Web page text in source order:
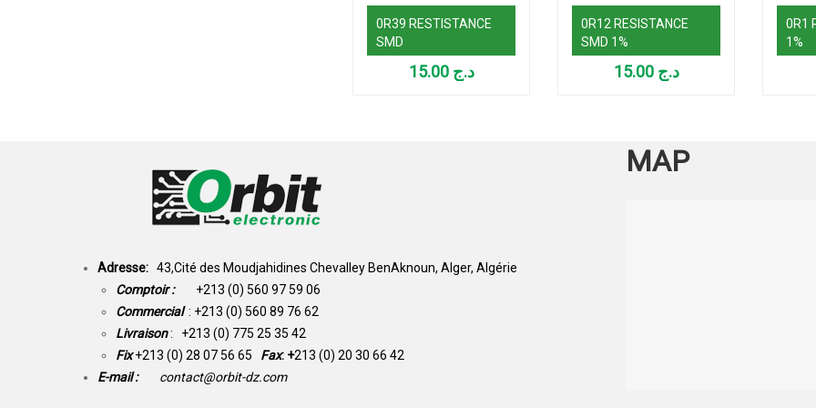
0R39 RESTISTANCE
SMD
د.ج 15.00
0R12 RESISTANCE
SMD 1%
د.ج 15.00
0R1
1%
Adresse: 43,Cité des Moudjahidines Chevalley BenAknoun, Alger, Algérie
Comptoir : +213 (0) 560 97 59 06
Commercial : +213 (0) 560 89 76 62
Livraison: +213 (0) 775 25 35 42
Fix +213 (0) 28 07 56 65 Fax: +213 (0) 20 30 66 42
E-mail :
contact@orbit-dz.com
MAP